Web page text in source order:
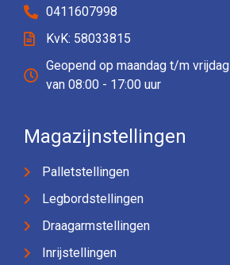
0411607998
KvK: 58033815
Geopend op maandag t/m vrijdag
van 08:00 - 17:00 uur
Magazijnstellingen
Palletstellingen
Legbordstellingen
Draagarmstellingen
Inrijstellingen